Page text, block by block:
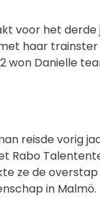
voor het
haar
won Danielle
reisde vorig
Rabo
ze de
in Malmö.